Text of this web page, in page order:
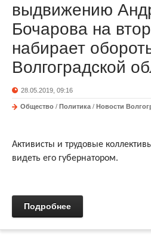
выдвижению
Бочарова на
набирает
Волгоградской
28.05.2019, 09:16
Общество / Политика / Новости
Активисты и трудовые
видеть его губернатором.
Подробнее